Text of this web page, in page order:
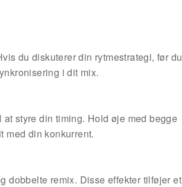
du diskuterer din rytmestrategi, før du
i dit mix.
styre din timing. Hold øje med begge
med din konkurrent.
dobbelte remix. Disse effekter tilføjer et